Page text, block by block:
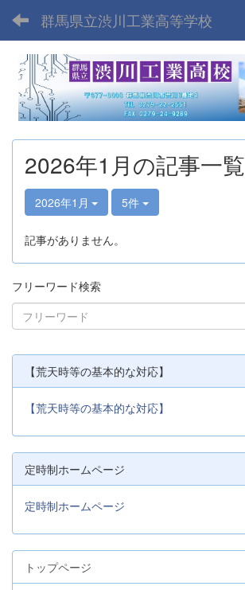
群馬県立渋川工業高等学校
2026年1月の記事一覧
2026年1月 5件
記事がありません。
フリーワード検索
【荒天時等の基本的な対応】
【荒天時等の基本的な対応】
定時制ホームページ
定時制ホームページ
トップページ